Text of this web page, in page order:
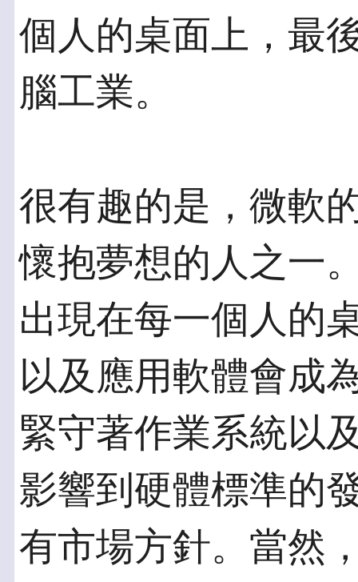
個人的桌面上，最
腦工業。
很有趣的是，微軟
懷抱夢想的人之一
出現在每一個人的
以及應用軟體會成
緊守著作業系統以
影響到硬體標準的
有市場方針。當然